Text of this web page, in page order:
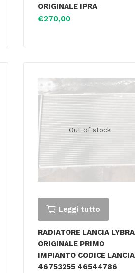
ORIGINALE IPRA
€270,00
Out of stock
Leggi tutto
RADIATORE LANCIA LYBRA
ORIGINALE PRIMO
IMPIANTO CODICE LANCIA
46753255 46544786